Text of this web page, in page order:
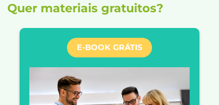
Quer materiais gratuitos?
E-BOOK GRÁTIS